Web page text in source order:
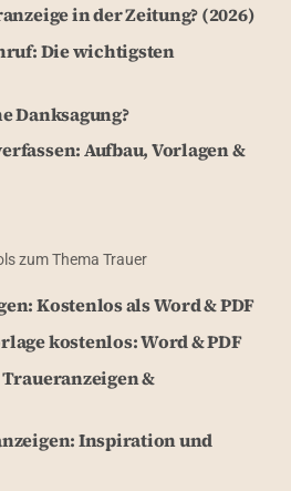
in der Zeitung? (2026)
Die wichtigsten
Danksagung?
Aufbau, Vorlagen &
zum Thema Trauer
Kostenlos als Word & PDF
kostenlos: Word & PDF
&
Inspiration und